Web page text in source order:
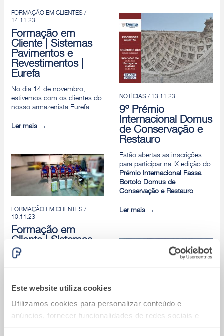
Este website utiliza cookies
Utilizamos cookies para personalizar conteúdo e
anúncios, fornecer funcionalidades de redes sociais e
FORMAÇÃO EM CLIENTES /
14.11.23
Formação em
Cliente | Sistemas
Pavimentos e
Revestimentos |
Eurefa
No dia 14 de novembro,
estivemos com os clientes do
nosso armazenista Eurefa.
Ler mais
NOTÍCIAS / 13.11.23
9º Prémio
Internacional Domus
de Conservação e
Restauro
Estão abertas as inscrições
para participar na IX edição do
Prémio Internacional Fassa
Bortolo Domus de
Conservação e Restauro.
Ler mais
FORMAÇÃO EM CLIENTES /
10.11.23
Formação em
Cliente | Sistemas
Fassatherm e
Pavimentos e
Revestimentos |
estivemos com os clientes do
nosso armazenista Vilaterra.